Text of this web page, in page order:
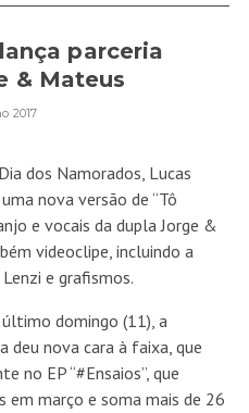
parceria
& Mateus
2017
dos Namorados, Lucas
nova versão de “Tô
e vocais da dupla Jorge &
videoclipe, incluindo a
e grafismos.
domingo (11), a
deu nova cara à faixa, que
no EP “#Ensaios”, que
março e soma mais de 26